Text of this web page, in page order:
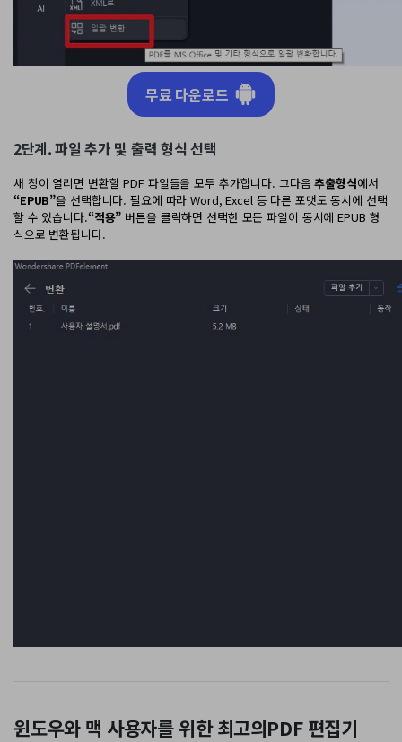
무료 다운로드
2단계. 파일 추가 및 출력 형식 선택
새 창이 열리면 변환할 PDF 파일들을 모두 추가합니다. 그다음추출형식에서
“EPUB”을 선택합니다. 필요에 따라 Word, Excel 등 다른 포맷도 동시에 선택
할 수 있습니다.“적용” 버튼을 클릭하면 선택한 모든 파일이 동시에 EPUB 형
식으로 변환됩니다.
윈도우와 맥 사용자를 위한 최고의PDF 편집기